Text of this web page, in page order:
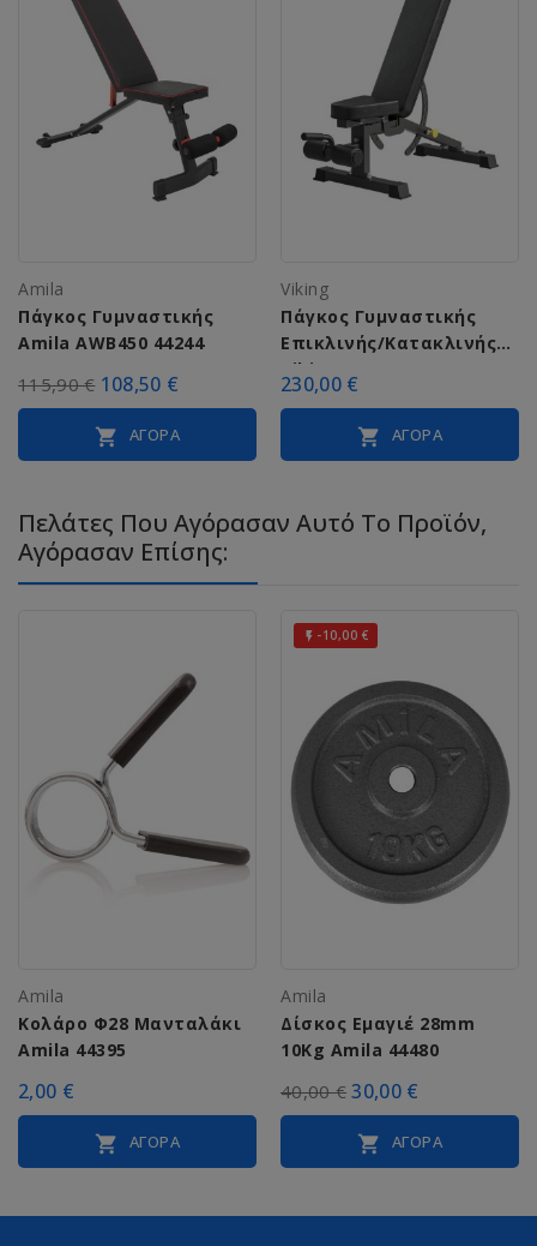
Amila
Πάγκος Γυμναστικής
Amila AWB450 44244
115,90 € 108,50 €
 ΑΓΟΡΆ
Viking
Πάγκος Γυμναστικής
Επικλινής/Κατακλινής
Viking B-300
230,00 €
 ΑΓΟΡΆ
Πελάτες Που Αγόρασαν Αυτό Το Προϊόν,
Αγόρασαν Επίσης:
Amila
Κολάρο Φ28 Μανταλάκι
Amila 44395
2,00 €
 ΑΓΟΡΆ
 -10,00 €
Amila
Δίσκος Εμαγιέ 28mm
10Kg Amila 44480
40,00 € 30,00 €
 ΑΓΟΡΆ